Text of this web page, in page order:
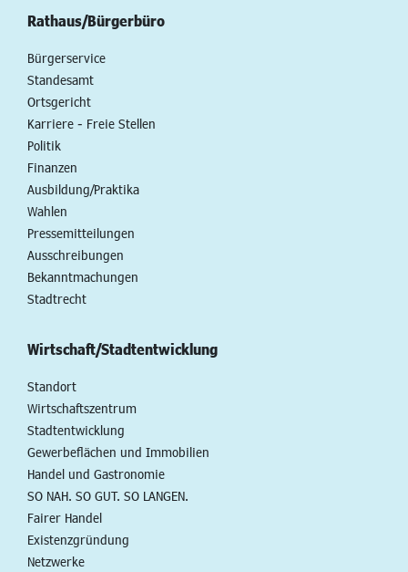
Rathaus/Bürgerbüro
Bürgerservice
Standesamt
Ortsgericht
Karriere - Freie Stellen
Politik
Finanzen
Ausbildung/Praktika
Wahlen
Pressemitteilungen
Ausschreibungen
Bekanntmachungen
Stadtrecht
Wirtschaft/Stadtentwicklung
Standort
Wirtschaftszentrum
Stadtentwicklung
Gewerbeflächen und Immobilien
Handel und Gastronomie
SO NAH. SO GUT. SO LANGEN.
Fairer Handel
Existenzgründung
Netzwerke